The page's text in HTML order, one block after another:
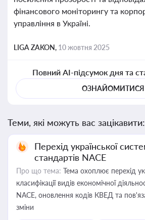
фінансового моніторингу та
управління в Україні.
LIGA ZAKON, 10 жовтня 2025
Повний AI-підсумок дня та
ОЗНАЙОМИТИСЯ
Теми, які можуть вас зацікавити:
Перехід української
стандартів NACE
Про що тема: Тема охоплює перехід
класифікації видів економічної
NACE, оновлення кодів КВЕД та
зміни